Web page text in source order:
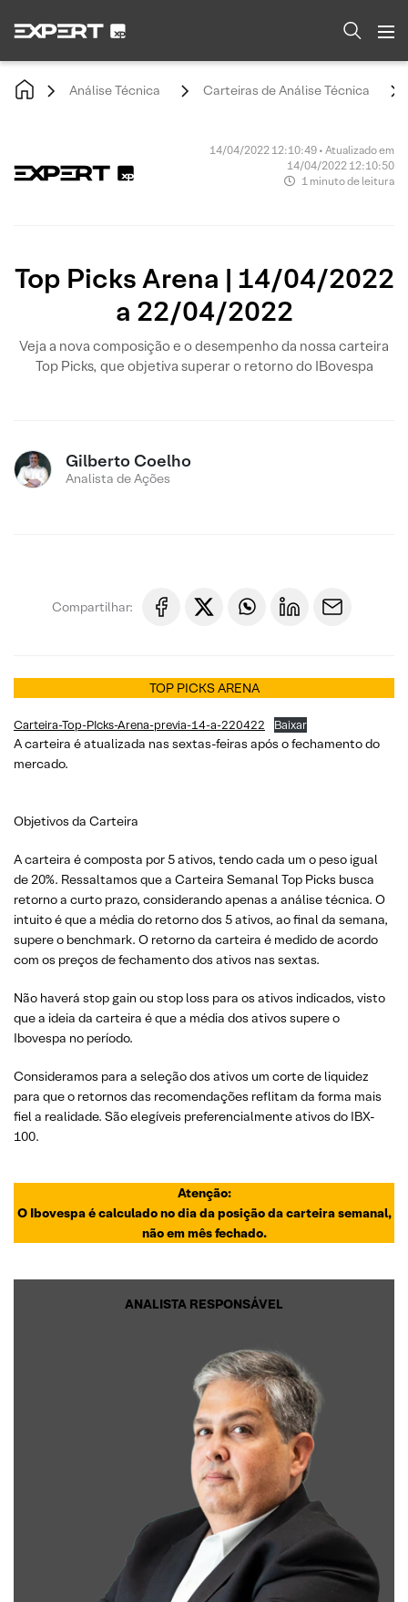
Análise Técnica Carteiras de Análise Técnica
14/04/2022 12:10:49 • Atualizado em
14/04/2022 12:10:50
1 minuto de leitura
Top Picks Arena | 14/04/2022
a 22/04/2022
Veja a nova composição e o desempenho da nossa carteira
Top Picks, que objetiva superar o retorno do IBovespa
Gilberto Coelho
Analista de Ações
Compartilhar:
TOP PICKS ARENA
Carteira-Top-PIcks-Arena-previa-14-a-220422 Baixar
A carteira é atualizada nas sextas-feiras após o fechamento do
mercado.
Objetivos da Carteira
A carteira é composta por 5 ativos, tendo cada um o peso igual
de 20%. Ressaltamos que a Carteira Semanal Top Picks busca
retorno a curto prazo, considerando apenas a análise técnica. O
intuito é que a média do retorno dos 5 ativos, ao final da semana,
supere o benchmark. O retorno da carteira é medido de acordo
com os preços de fechamento dos ativos nas sextas.
Não haverá stop gain ou stop loss para os ativos indicados, visto
que a ideia da carteira é que a média dos ativos supere o
Ibovespa no período.
Consideramos para a seleção dos ativos um corte de liquidez
para que o retornos das recomendações reflitam da forma mais
fiel a realidade. São elegíveis preferencialmente ativos do IBX-
100.
Atenção:
O Ibovespa é calculado no dia da posição da carteira semanal,
não em mês fechado.
ANALISTA RESPONSÁVEL